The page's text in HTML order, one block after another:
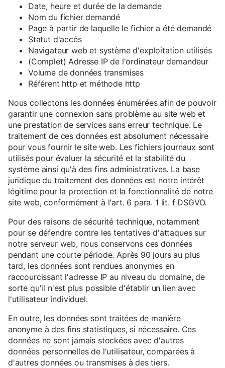
Date, heure et durée de la demande
Nom du fichier demandé
Page à partir de laquelle le fichier a été demandé
Statut d'accès
Navigateur web et système d'exploitation utilisés
(Complet) Adresse IP de l'ordinateur demandeur
Volume de données transmises
Référent http et méthode http
Nous collectons les données énumérées afin de pouvoir
garantir une connexion sans problème au site web et
une prestation de services sans erreur technique. Le
traitement de ces données est absolument nécessaire
pour vous fournir le site web. Les fichiers journaux sont
utilisés pour évaluer la sécurité et la stabilité du
système ainsi qu'à des fins administratives. La base
juridique du traitement des données est notre intérêt
légitime pour la protection et la fonctionnalité de notre
site web, conformément à l'art. 6 para. 1 lit. f DSGVO.
Pour des raisons de sécurité technique, notamment
pour se défendre contre les tentatives d'attaques sur
notre serveur web, nous conservons ces données
pendant une courte période. Après 90 jours au plus
tard, les données sont rendues anonymes en
raccourcissant l'adresse IP au niveau du domaine, de
sorte qu'il n'est plus possible d'établir un lien avec
l'utilisateur individuel.
En outre, les données sont traitées de manière
anonyme à des fins statistiques, si nécessaire. Ces
données ne sont jamais stockées avec d'autres
données personnelles de l'utilisateur, comparées à
d'autres données ou transmises à des tiers.